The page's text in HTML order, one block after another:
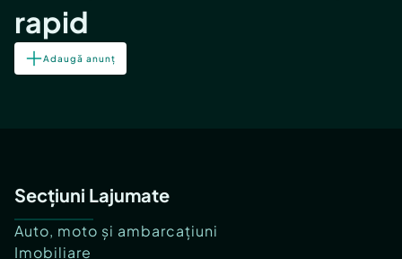
rapid
Adaugă anunț
Secțiuni Lajumate
Auto, moto și ambarcațiuni
Imobiliare